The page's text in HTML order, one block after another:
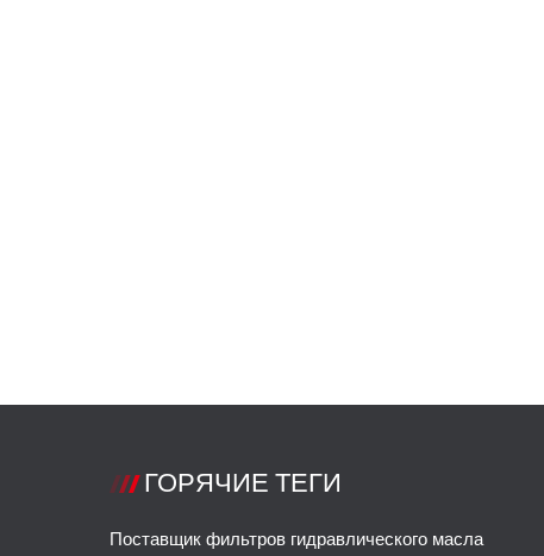
ГОРЯЧИЕ ТЕГИ
Поставщик фильтров гидравлического масла